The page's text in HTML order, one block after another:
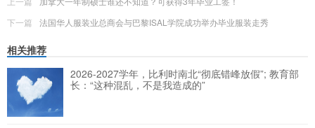
下一篇
法国华人服装业总商会与巴黎ISAL学院成功举办毕业服装走秀
相关推荐
2026-2027学年，比利时南北“彻底错峰放假”; 教育部
长：“这种混乱，不是我造成的”